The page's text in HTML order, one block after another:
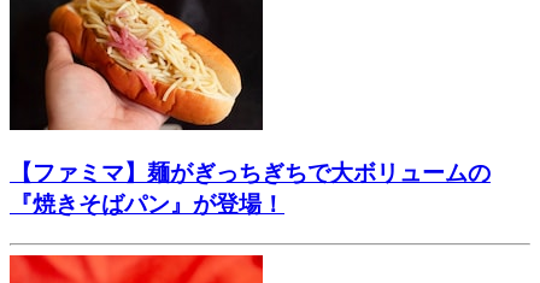
【ファミマ】麺がぎっちぎちで大ボリュームの
『焼きそばパン』が登場！